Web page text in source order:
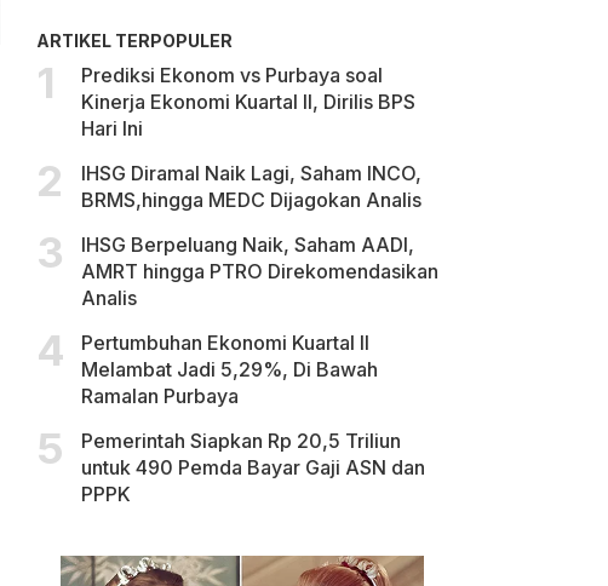
ARTIKEL TERPOPULER
Prediksi Ekonom vs Purbaya soal
Kinerja Ekonomi Kuartal II, Dirilis BPS
Hari Ini
IHSG Diramal Naik Lagi, Saham INCO,
BRMS,hingga MEDC Dijagokan Analis
IHSG Berpeluang Naik, Saham AADI,
AMRT hingga PTRO Direkomendasikan
Analis
Pertumbuhan Ekonomi Kuartal II
Melambat Jadi 5,29%, Di Bawah
Ramalan Purbaya
Pemerintah Siapkan Rp 20,5 Triliun
untuk 490 Pemda Bayar Gaji ASN dan
PPPK